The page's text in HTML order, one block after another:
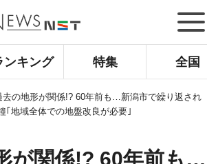
ンキング 特集 全国
去の地形が関係!? 60年前も…新潟市で繰り返され
｢地域全体での地盤改良が必要｣
が関係!? 60年前も…